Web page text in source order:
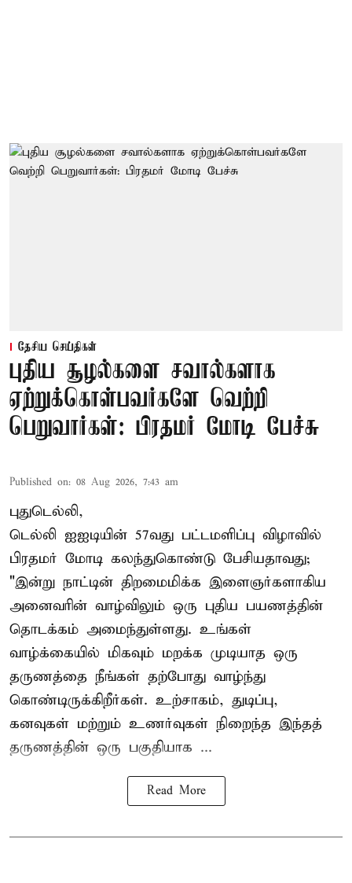
தேசிய செய்திகள்
புதிய சூழல்களை சவால்களாக
ஏற்றுக்கொள்பவர்களே வெற்றி
பெறுவார்கள்: பிரதமர் மோடி பேச்சு
Published on: 08 Aug 2026, 7:43 am
புதுடெல்லி,
டெல்லி ஐஐடியின் 57வது பட்டமளிப்பு விழாவில்
பிரதமர் மோடி கலந்துகொண்டு பேசியதாவது;
"இன்று நாட்டின் திறமைமிக்க இளைஞர்களாகிய
அனைவரின் வாழ்விலும் ஒரு புதிய பயணத்தின்
தொடக்கம் அமைந்துள்ளது. உங்கள்
வாழ்க்கையில் மிகவும் மறக்க முடியாத ஒரு
தருணத்தை நீங்கள் தற்போது வாழ்ந்து
கொண்டிருக்கிறீர்கள். உற்சாகம், துடிப்பு,
கனவுகள் மற்றும் உணர்வுகள் நிறைந்த இந்தத்
தருணத்தின் ஒரு பகுதியாக ...
Read More